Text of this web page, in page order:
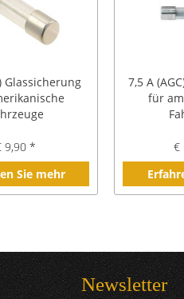
Glassicherung
9,90 *
Sie mehr
7,5 A
für
€
Newsletter